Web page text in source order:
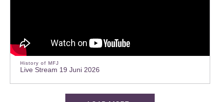
History of MFJ
Live Stream 19 Juni 2026